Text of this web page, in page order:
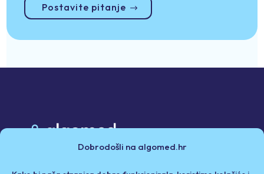
Dobrodošli na algomed.hr
Postavite pitanje